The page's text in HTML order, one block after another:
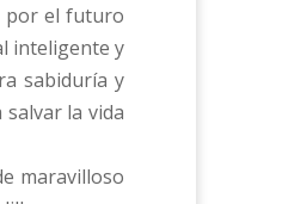
por el futuro
inteligente y
sabiduría y
la vida
maravilloso